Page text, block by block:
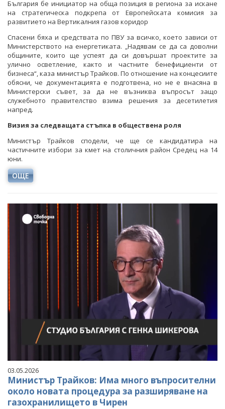
България бе инициатор на обща позиция в региона за искане
на стратегическа подкрепа от Европейската комисия за
развитието на Вертикалния газов коридор
Спасени бяха и средствата по ПВУ за всичко, което зависи от
Министерството на енергетиката. „Надявам се да са доволни
общините, които ще успеят да си довършат проектите за
улично осветление, както и частните бенефициенти от
бизнеса“, каза министър Трайков. По отношение на концесиите
обясни, че документацията е подготвена, но не е внасяна в
Министерски съвет, за да не възниква въпросът защо
служебното правителство взима решения за десетилетия
напред.
Визия за следващата стъпка в обществена роля
Министър Трайков сподели, че ще се кандидатира на
частичните избори за кмет на столичния район Средец на 14
юни.
ОЩЕ
03.05.2026
Министър Трайков: Има много въпросителни
около новата процедура за разширяване на
газохранилището в Чирен